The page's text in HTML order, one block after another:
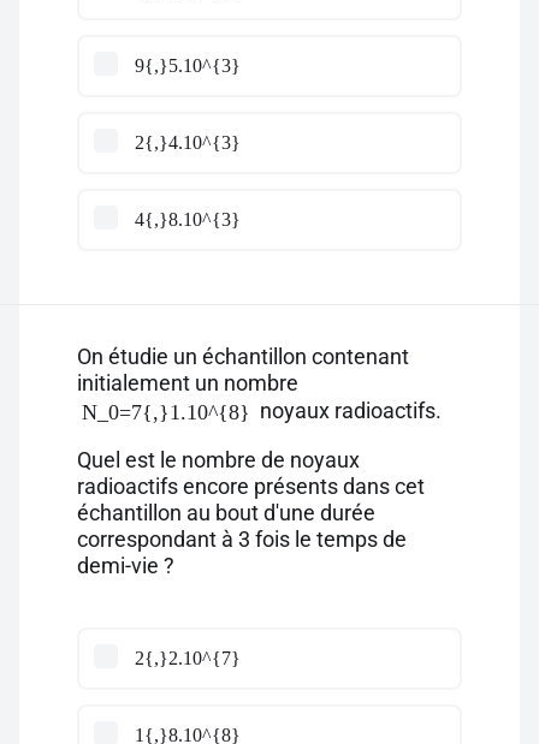
9{,}5.10^{3}
2{,}4.10^{3}
4{,}8.10^{3}
On étudie un échantillon contenant
initialement un nombre
N_0=7{,}1.10^{8} noyaux radioactifs.
Quel est le nombre de noyaux
radioactifs encore présents dans cet
échantillon au bout d'une durée
correspondant à 3 fois le temps de
demi-vie ?
2{,}2.10^{7}
1{,}8.10^{8}